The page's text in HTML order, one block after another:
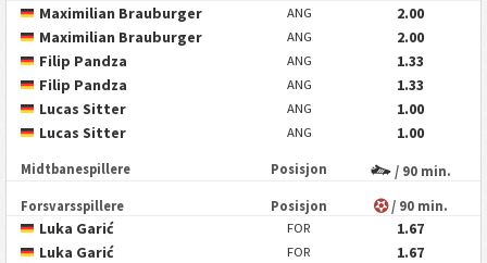
Maximilian Brauburger ANG
2.00
Maximilian Brauburger
ANG
2.00
Filip Pandza
ANG
1.33
Filip Pandza
ANG
1.33
Lucas Sitter
ANG
1.00
Lucas Sitter
ANG 1.00
Midtbanespillere Posisjon / 90 min.
Forsvarsspillere Posisjon / 90 min.
Luka Garić FOR
1.67
Luka Garić
FOR
1.67